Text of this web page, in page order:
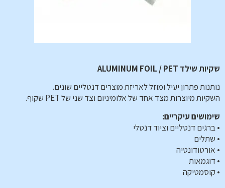
שקיות שילד ALUMINUM FOIL / PET
נותנות פתרון יעיל ומוזל לאריזת מוצרים דנטליים שונים.
השקיות מיוצרות מצד אחד של אלומיניום וצד שני של PET שקוף.
שימושים עיקריים:
• ברגים דנטליים וציוד דנטלי
• שתלים
• אורטודונטיה
• דוגמאות
• קוסמטיקה